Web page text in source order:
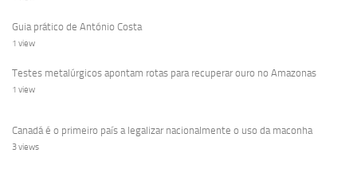
Guia prático de António Costa
1 view
Testes metalúrgicos apontam rotas para recuperar ouro no Amazonas
1 view
Canadá é o primeiro país a legalizar nacionalmente o uso da maconha
3 views